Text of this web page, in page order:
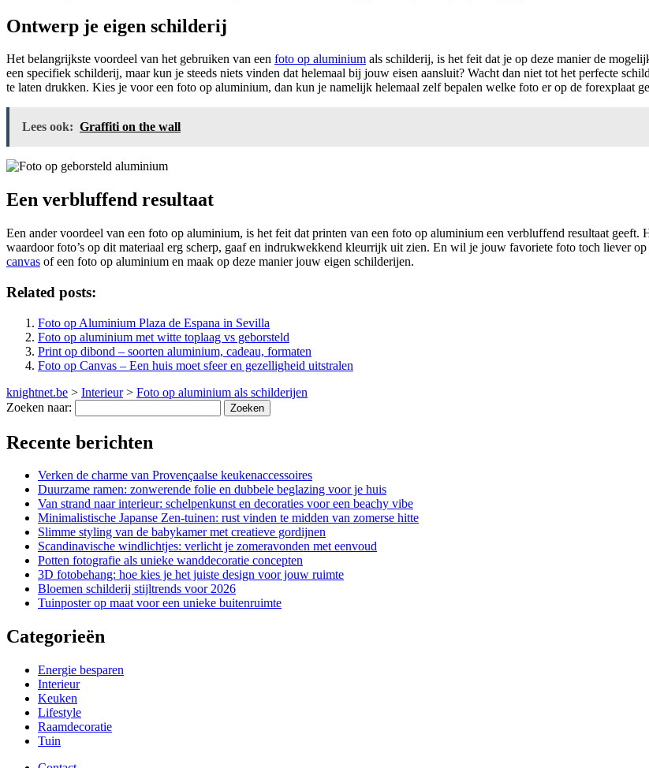
Ontwerp je eigen schilderij
Het belangrijkste voordeel van het gebruiken van een foto op aluminium als schilderij, is het feit dat je op deze manier de
een specifiek schilderij, maar kun je steeds niets vinden dat helemaal bij jouw eisen aansluit? Wacht dan niet tot het perfecte
te laten drukken. Kies je voor een foto op aluminium, dan kun je namelijk helemaal zelf bepalen welke foto er op de forexplaat
Lees ook: Graffiti on the wall
Een verbluffend resultaat
Een ander voordeel van een foto op aluminium, is het feit dat printen van een foto op aluminium een verbluffend resultaat
waardoor foto’s op dit materiaal erg scherp, gaaf en indrukwekkend kleurrijk uit zien. En wil je jouw favoriete foto toch liever
canvas of een foto op aluminium en maak op deze manier jouw eigen schilderijen.
Related posts:
Foto op Aluminium Plaza de Espana in ‪Sevilla‬
Foto op aluminium met witte toplaag vs geborsteld
Print op dibond – soorten aluminium, cadeau, formaten
Foto op Canvas – Een huis moet sfeer en gezelligheid uitstralen
knightnet.be > Interieur> Foto op aluminium als schilderijen
Zoeken naar:
Recente berichten
Verken de charme van Provençaalse keukenaccessoires
Duurzame ramen: zonwerende folie en dubbele beglazing voor je huis
Van strand naar interieur: schelpenkunst en decoraties voor een beachy vibe
Minimalistische Japanse Zen-tuinen: rust vinden te midden van zomerse hitte
Slimme styling van de babykamer met creatieve gordijnen
Scandinavische windlichtjes: verlicht je zomeravonden met eenvoud
Potten fotografie als unieke wanddecoratie concepten
3D fotobehang: hoe kies je het juiste design voor jouw ruimte
Bloemen schilderij stijltrends voor 2026
Tuinposter op maat voor een unieke buitenruimte
Categorieën
Energie besparen
Interieur
Keuken
Lifestyle
Raamdecoratie
Tuin